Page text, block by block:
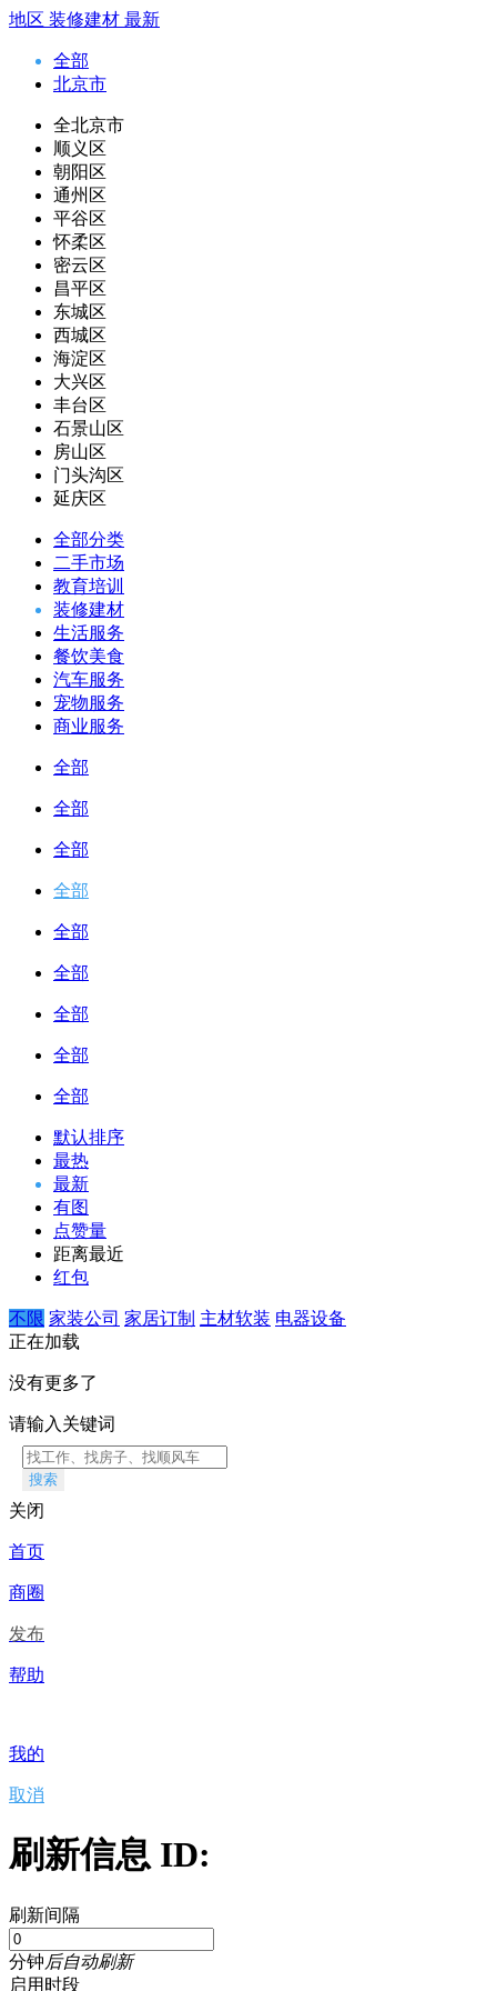
地区 装修建材 最新
全部
北京市
全北京市
顺义区
朝阳区
通州区
平谷区
怀柔区
密云区
昌平区
东城区
西城区
海淀区
大兴区
丰台区
石景山区
房山区
门头沟区
延庆区
全部分类
二手市场
教育培训
装修建材
生活服务
餐饮美食
汽车服务
宠物服务
商业服务
全部
全部
全部
全部
全部
全部
全部
全部
全部
默认排序
最热
最新
有图
点赞量
距离最近
红包
不限 家装公司 家居订制 主材软装 电器设备
正在加载
没有更多了
请输入关键词
搜索
关闭
首页
商圈
发布
帮助
我的
取消
刷新信息 ID:
刷新间隔
分钟后自动刷新
启用时段